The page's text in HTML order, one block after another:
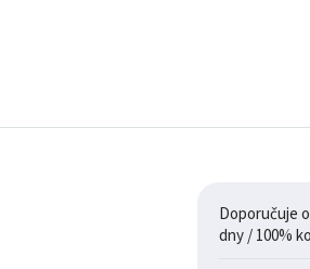
Doporučuje